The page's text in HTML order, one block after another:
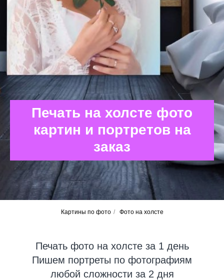
Печать на холсте фото
картин и портретов на
заказ
Картины по фото / Фото на холсте
Печать фото на холсте за 1 день
Пишем портреты по фотографиям
любой сложности за 2 дня